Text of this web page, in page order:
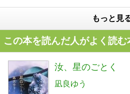
もっと見
この本を読んだ人がよく読む
汝、星のごとく
凪良ゆう